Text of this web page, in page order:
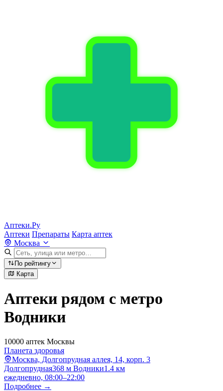
Аптеки.Ру
Аптеки Препараты Карта аптек
Москва
По рейтингу
Карта
Аптеки рядом с метро
Водники
10000 аптек Москвы
Планета здоровья
Москва, Долгопрудная аллея, 14, корп. 3
Долгопрудная368 м Водники1.4 км
ежедневно, 08:00–22:00
Подробнее →